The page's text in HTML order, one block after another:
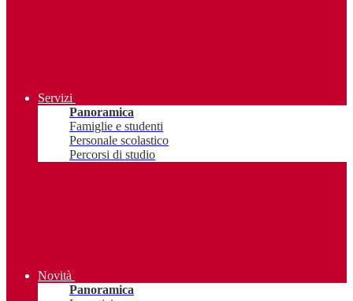
Servizi
Panoramica
Famiglie e studenti
Personale scolastico
Percorsi di studio
Novità
Panoramica